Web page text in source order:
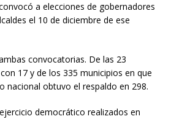
a elecciones de gobernadores
el 10 de diciembre de ese
convocatorias. De las 23
17 y de los 335 municipios en que
nacional obtuvo el respaldo en 298.
democrático realizados en